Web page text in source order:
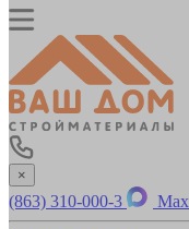
×
(863) 310-000-3 Max